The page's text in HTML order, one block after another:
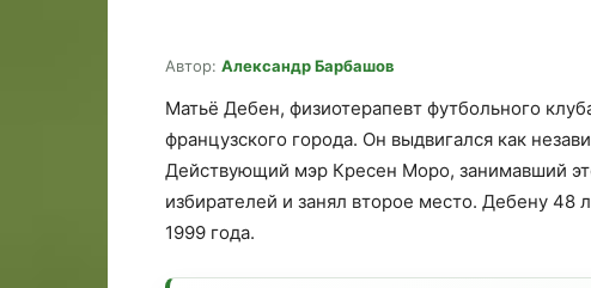
Автор: Александр Барбашов
Матьё Дебен, физиотерапевт футбольного
французского города. Он выдвигался как
Действующий мэр Кресен Моро, занимавший
избирателей и занял второе место. Дебену 48
1999 года.